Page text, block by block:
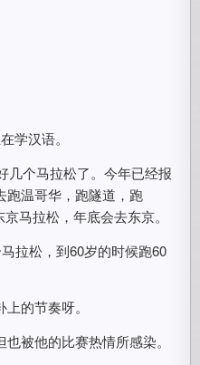
学汉语。
几个马拉松了。今年已经报
跑温哥华，跑隧道，跑
马拉松，年底会去东京。
拉松，到60岁的时候跑60
的节奏呀。
被他的比赛热情所感染。